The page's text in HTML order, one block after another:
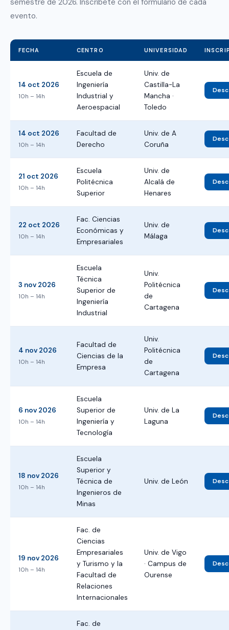
semestre de 2026. Inscríbete con el formulario de cada
evento.
FECHA CENTRO UNIVERSIDAD
14 oct 2026
10h – 14h
Escuela de
Ingeniería
Industrial y
Aeroespacial
Univ. de
Castilla-La
Mancha ·
Toledo
14 oct 2026
10h – 14h
Facultad de
Derecho
Univ. de A
Coruña
21 oct 2026
10h – 14h
Escuela
Politécnica
Superior
Univ. de
Alcalá de
Henares
22 oct 2026
10h – 14h
Fac. Ciencias
Económicas y
Empresariales
Univ. de
Málaga
3 nov 2026
10h – 14h
Escuela
Técnica
Superior de
Ingeniería
Industrial
Univ.
Politécnica
de
Cartagena
4 nov 2026
10h – 14h
Facultad de
Ciencias de la
Empresa
Univ.
Politécnica
de
Cartagena
6 nov 2026
10h – 14h
Escuela
Superior de
Ingeniería y
Tecnología
Univ. de La
Laguna
18 nov 2026
10h – 14h
Escuela
Superior y
Técnica de
Ingenieros de
Minas
Univ. de León
19 nov 2026
10h – 14h
Fac. de
Ciencias
Empresariales
y Turismo y la
Facultad de
Relaciones
Internacionales
Univ. de Vigo
· Campus de
Ourense
Fac. de